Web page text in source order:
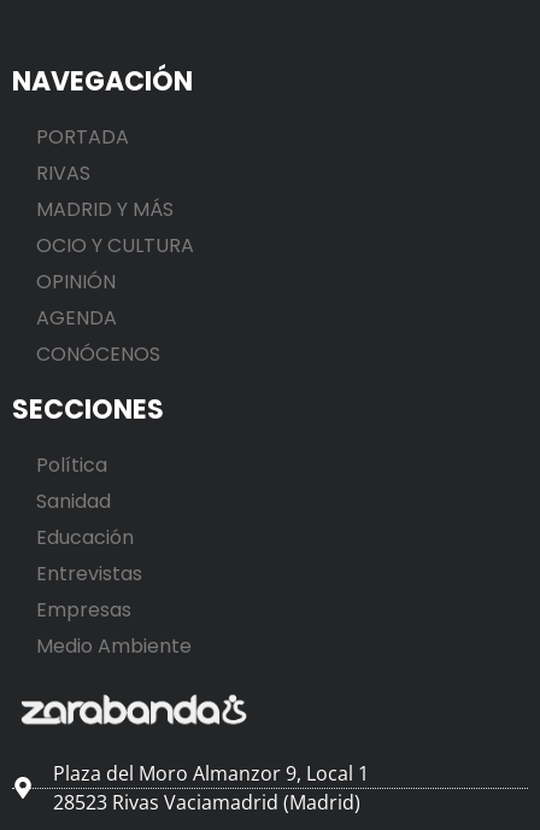
NAVEGACIÓN
PORTADA
RIVAS
MADRID Y MÁS
OCIO Y CULTURA
OPINIÓN
AGENDA
CONÓCENOS
SECCIONES
Política
Sanidad
Educación
Entrevistas
Empresas
Medio Ambiente
Plaza del Moro Almanzor 9, Local 1
28523 Rivas Vaciamadrid (Madrid)